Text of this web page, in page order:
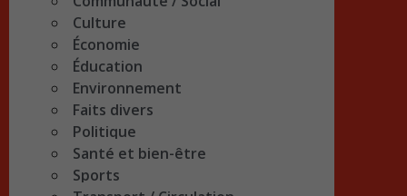
Culture
Économie
Éducation
Environnement
Faits divers
Politique
Santé et bien-être
Sports